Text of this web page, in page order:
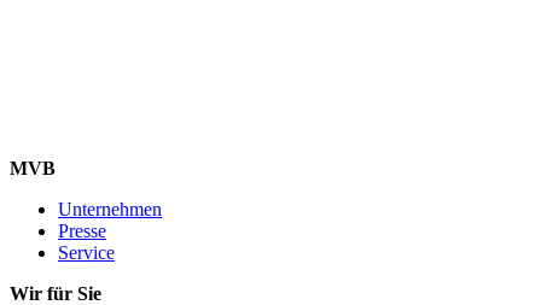
MVB
Unternehmen
Presse
Service
Wir für Sie